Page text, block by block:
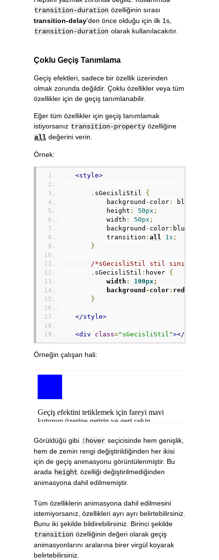
transition-duration özelliğinin sırası
transition-delay'den önce olduğu için ilk 1s,
transition-duration olarak kullanılacakıtır.
Çoklu Geçiş Tanımlama
Geçiş efektleri, sadece bir özellik üzerinden
olmak zorunda değildir. Çoklu özellikler veya tüm
özellikler için de geçiş tanımlanabilir.
Eğer tüm özellikler için geçiş tanımlamak
istiyorsanız transition-property özelliğine
all değerini verin.
Örnek:
<style>
. sGecisliStil {
            background
- color : blue
            height
: 50px ;
            width
: 50px ;
            background
- color : blue
            transition
: all 1s ;
}
/*sGecisliStil stil sınıfına
. sGecisliStil : hover {
width : 100px;
            background
- color: red
}
</style>
<div class="sGecisliStil"></div>
Örneğin çalışan hali:
Görüldüğü gibi :hover seçicisinde hem genişlik,
hem de zemin rengi değiştirildiğinden her ikisi
için de geçiş animasyonu görüntülenmiştir. Bu
arada height özelliği değiştirilmediğinden
animasyona dahil edilmemiştir.
Tüm özelliklerin animasyona dahil edilmesini
istemiyorsanız, özellikleri ayrı ayrı belirtebilirsiniz.
Bunu iki şekilde bildirebilirsiniz. Birinci şekilde
transition özelliğinin değeri olarak geçiş
animasyonlarını aralarına birer virgül koyarak
belirtebilirsiniz.